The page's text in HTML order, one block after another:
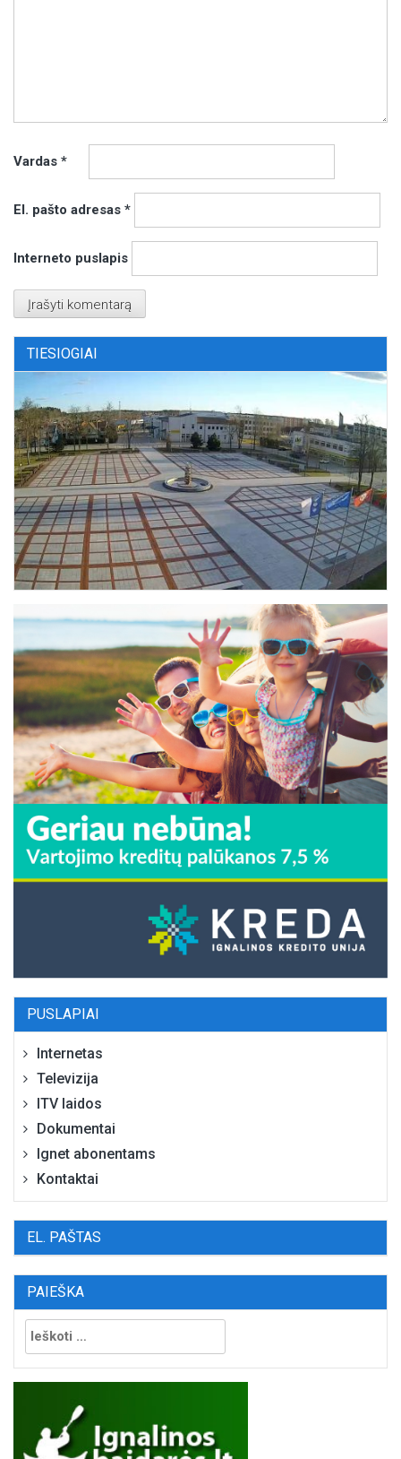
Vardas *
El. pašto adresas *
Interneto puslapis
TIESIOGIAI
PUSLAPIAI
Internetas
Televizija
ITV laidos
Dokumentai
Ignet abonentams
Kontaktai
EL. PAŠTAS
PAIEŠKA
Ieškoti: